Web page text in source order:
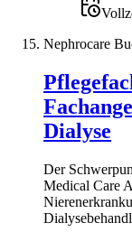
Nephrocare
Dialyse
Der
Medical Care